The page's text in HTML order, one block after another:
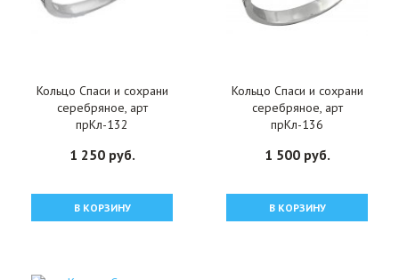
Кольцо Спаси и сохрани
серебряное, арт
прКл-132
1 250 руб.
В КОРЗИНУ
Кольцо Спаси и сохрани
серебряное, арт
прКл-136
1 500 руб.
В КОРЗИНУ